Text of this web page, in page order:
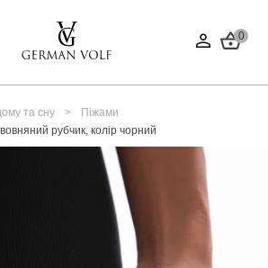
0
та сну
Піжами
рубчик, колір чорний